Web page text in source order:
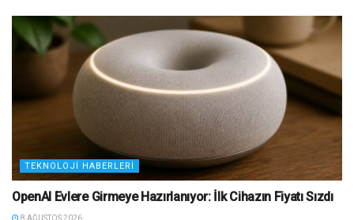
TEKNOLOJI HABERLERI
OpenAI Evlere Girmeye Hazırlanıyor: İlk Cihazın Fiyatı Sızdı
8 AĞUSTOS 2026